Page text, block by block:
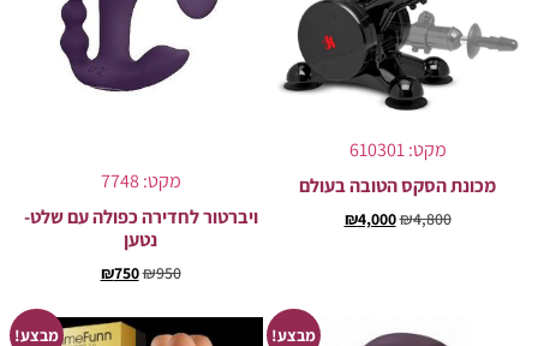
מקט: 610301
מכונת הסקס הטובה בעולם
₪4,800
₪4,000
מקט: 7748
ויברטור לחדירה כפולה עם שלט-
נטען
₪950
₪750
מבצע! מבצע!